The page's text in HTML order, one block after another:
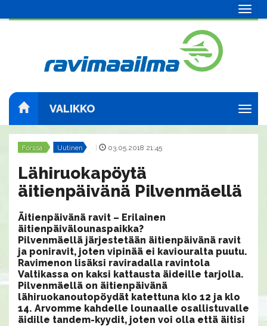
VALIKKO
Forssa Uutinen 03.05.2018 21:45
Lähiruokapöytä
äitienpäivänä Pilvenmäellä
Äitienpäivänä ravit – Erilainen
äitienpäivälounaspaikka?
Pilvenmäellä järjestetään äitienpäivänä ravit
ja poniravit, joten vipinää ei kaviouralta puutu.
Ravimenon lisäksi raviradalla ravintola
Valtikassa on kaksi kattausta äideille tarjolla.
Pilvenmäellä on äitienpäivänä
lähiruokanoutopöydät katettuna klo 12 ja klo
14. Arvomme kahdelle lounaalle osallistuvalle
äidille tandem-kyydit, joten voi olla että äitisi